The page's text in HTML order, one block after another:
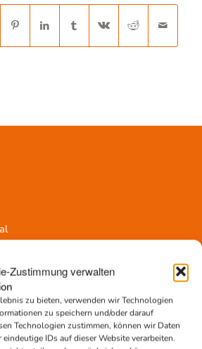
Zustimmung verwalten
zu bieten, verwenden wir Technologien
zu speichern und/oder darauf
Technologien zustimmen, können wir Daten
IDs auf dieser Website verarbeiten.